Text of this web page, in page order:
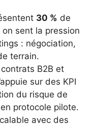
30 % de
sent la pression
: négociation,
terrain.
B2B et
sur des KPI
du risque de
protocole pilote.
avec des